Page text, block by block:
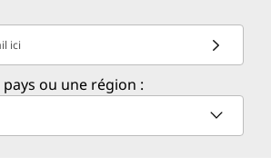
ici
ou une région :